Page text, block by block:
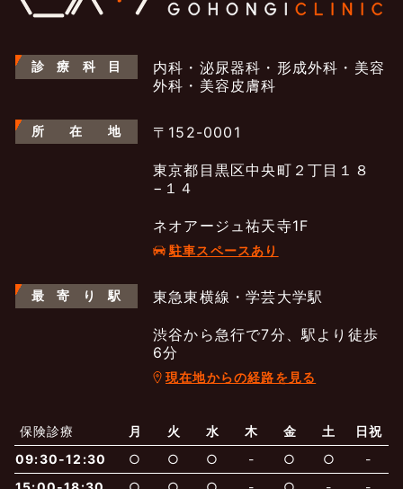
当院からのお知らせ
はじめての方へ
保険での診療
よくあるご質問
一般診療 美容診療
診 療 科 目
内科・泌尿器科・形成外科・美容
外科・美容皮膚科
所 在 地 〒152-0001
東京都目黒区中央町２丁目１８
−１４
ネオアージュ祐天寺1F
駐車スペースあり
最 寄 り 駅 東急東横線・学芸大学駅
渋谷から急行で7分、駅より徒歩
6分
現在地からの経路を見る
保険診療 月 火 水 木 金 土
日祝
09:30-12:30
○ ○ ○ - ○ ○
-